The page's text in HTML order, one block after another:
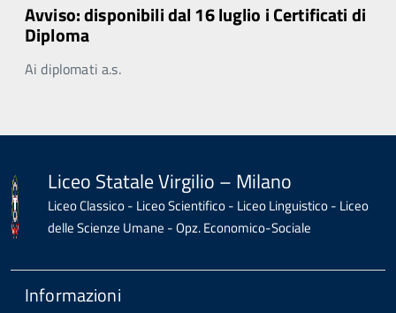
Avviso: disponibili dal 16 luglio i Certificati di
Diploma
Ai diplomati a.s.
Liceo Statale Virgilio – Milano
Liceo Classico - Liceo Scientifico - Liceo Linguistico - Liceo
delle Scienze Umane - Opz. Economico-Sociale
Informazioni